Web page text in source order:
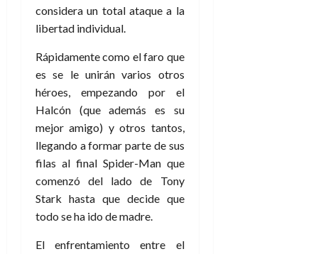
considera un total ataque a la
libertad individual.
Rápidamente como el faro que
es se le unirán varios otros
héroes, empezando por el
Halcón (que además es su
mejor amigo) y otros tantos,
llegando a formar parte de sus
filas al final Spider-Man que
comenzó del lado de Tony
Stark hasta que decide que
todo se ha ido de madre.
El enfrentamiento entre el